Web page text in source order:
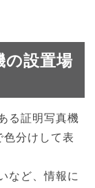
の設置場
る証明写真機
分けして表
など、情報に